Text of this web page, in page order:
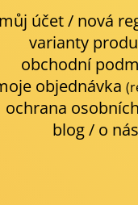
můj účet / nová
varianty
obchodní
objednávka
ochrana
blog/ o nás